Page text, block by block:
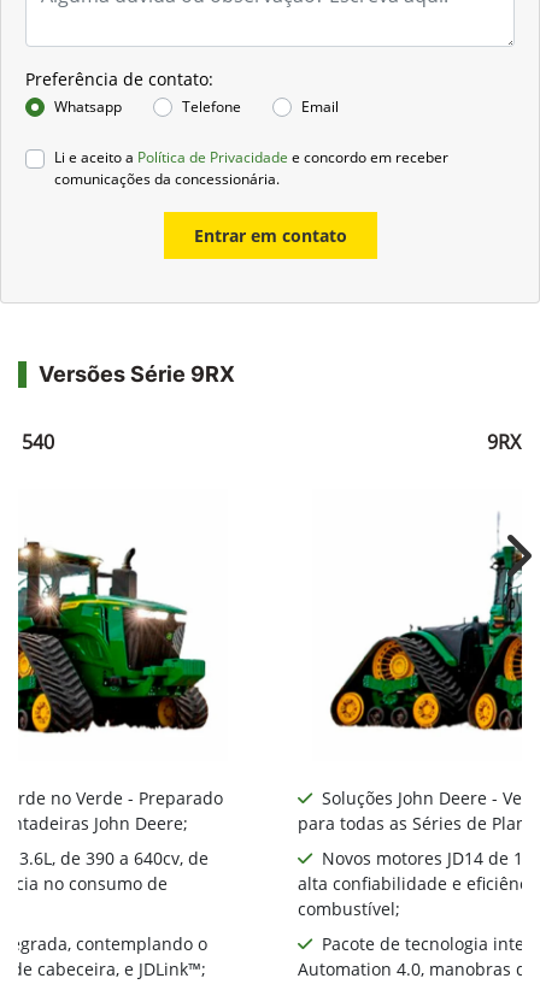
Preferência de contato:
Whatsapp Telefone Email
Li e aceito a Política de Privacidade e concordo em receber
comunicações da concessionária.
Entrar em contato
Versões Série 9RX
540
no Verde - Preparado
John Deere;
13.6L, de 390 a 640cv, de
no consumo de
contemplando o
de cabeceira, e JDLink™;
9RX
Soluções John Deere -
para todas as Séries de
Novos motores JD14 de
alta confiabilidade e
combustível;
Pacote de tecnologia
Automation 4.0, manobras